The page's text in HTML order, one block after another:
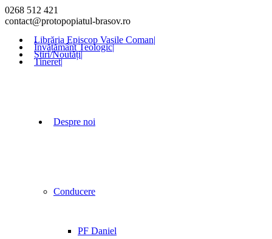
0268 512 421
contact@protopopiatul-brasov.ro
Librăria Episcop Vasile Coman|
Învățământ Teologic|
Știri/Noutăți|
Tineret|
Despre noi
Conducere
PF Daniel